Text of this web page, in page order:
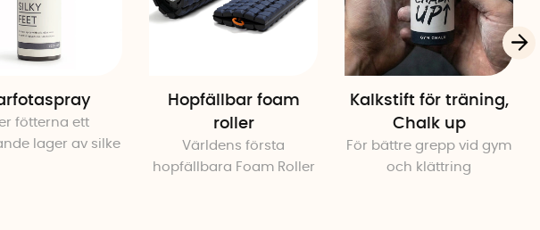
fötterna ett
lager av silke
Hopfällbar foam
roller
Världens första
hopfällbara Foam Roller
Kalkstift för träning,
Chalk up
För bättre grepp vid gym
och klättring